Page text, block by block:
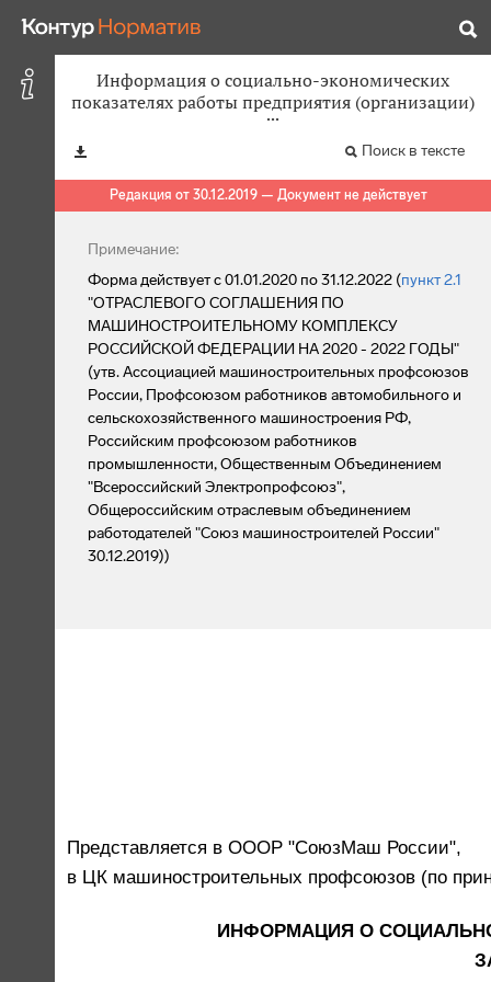
Информация о социально-экономических
показателях работы предприятия (организации)
Поиск в тексте
Редакция от 30.12.2019 — Документ не действует
Примечание:
Форма действует с 01.01.2020 по 31.12.2022 (пункт 2.1
"ОТРАСЛЕВОГО СОГЛАШЕНИЯ ПО
МАШИНОСТРОИТЕЛЬНОМУ КОМПЛЕКСУ
РОССИЙСКОЙ ФЕДЕРАЦИИ НА 2020 - 2022 ГОДЫ"
(утв. Ассоциацией машиностроительных профсоюзов
России, Профсоюзом работников автомобильного и
сельскохозяйственного машиностроения РФ,
Российским профсоюзом работников
промышленности, Общественным Объединением
"Всероссийский Электропрофсоюз",
Общероссийским отраслевым объединением
работодателей "Союз машиностроителей России"
30.12.2019))
Представляется в ОООР "СоюзМаш России",
в ЦК машиностроительных профсоюзов (по
ИНФОРМАЦИЯ О